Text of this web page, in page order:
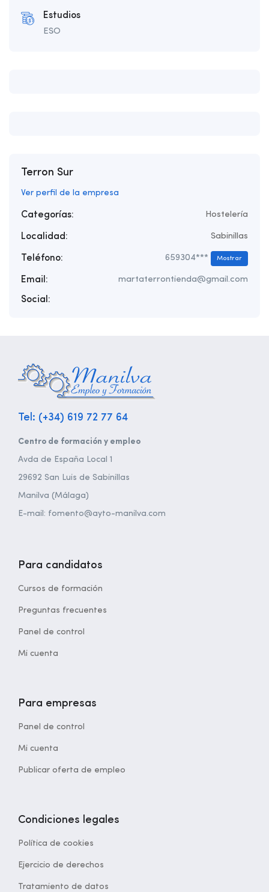
Estudios
ESO
Terron Sur
Ver perfil de la empresa
Categorías: Hostelería
Localidad: Sabinillas
Teléfono: 659304*** Mostrar
Email: martaterrontienda@gmail.com
Social:
Tel: (+34) 619 72 77 64
Centro de formación y empleo
Avda de España Local 1
29692 San Luis de Sabinillas
Manilva (Málaga)
E-mail: fomento@ayto-manilva.com
Para candidatos
Cursos de formación
Preguntas frecuentes
Panel de control
Mi cuenta
Para empresas
Panel de control
Mi cuenta
Publicar oferta de empleo
Condiciones legales
Política de cookies
Ejercicio de derechos
Tratamiento de datos